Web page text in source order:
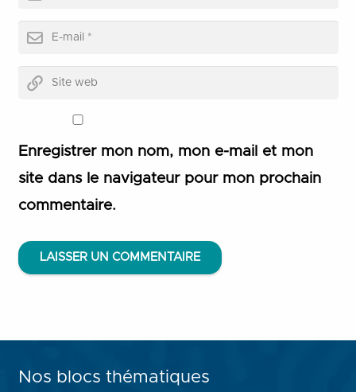
Enregistrer mon nom, mon e-mail et mon
site dans le navigateur pour mon prochain
commentaire.
LAISSER UN COMMENTAIRE
Nos blocs thématiques